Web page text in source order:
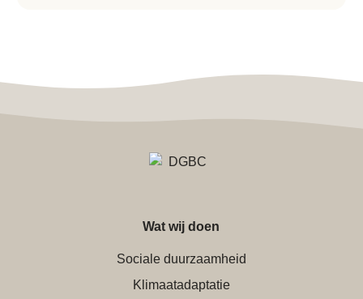
Wat wij doen
Sociale duurzaamheid
Klimaatadaptatie